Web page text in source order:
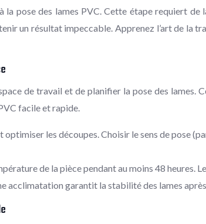
pose des lames PVC. Cette étape requiert
un résultat impeccable. Apprenez l’art de la
de travail et de planifier la pose des lames.
facile et rapide.
les découpes. Choisir le sens de pose
de la pièce pendant au moins 48
acclimatation garantit la stabilité des lames